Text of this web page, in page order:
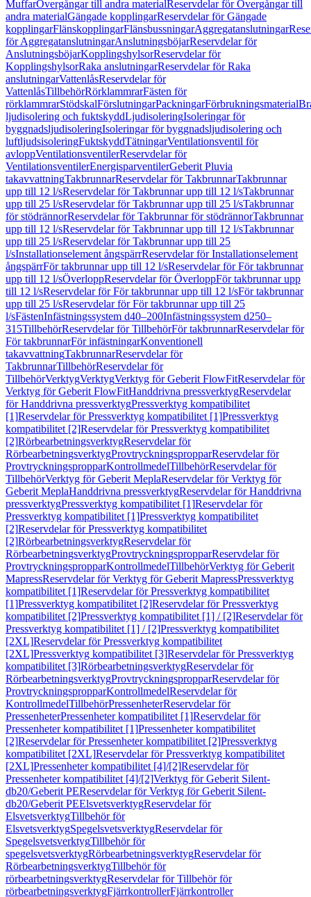
MuffarÖvergångar till andra materialReservdelar för Övergångar till
andra materialGängade kopplingarReservdelar för Gängade
kopplingarFlänskopplingarFlänsbussningarAggregatanslutningar
för AggregatanslutningarAnslutningsböjarReservdelar för
AnslutningsböjarKopplingshylsorReservdelar för
KopplingshylsorRaka anslutningarReservdelar för Raka
anslutningarVattenlåsReservdelar för
VattenlåsTillbehörRörklammrarFästen för
rörklammrarStödskalFörslutningarPackningarFörbrukningsmaterial
ljudisolering och fuktskyddLjudisoleringIsoleringar för
byggnadsljudisoleringIsoleringar för byggnadsljudisolering och
luftljudsisoleringFuktskyddTätningarVentilationsventil för
avloppVentilationsventilerReservdelar för
VentilationsventilerEnergisparventilerGeberit Pluvia
takavvattningTakbrunnarReservdelar för TakbrunnarTakbrunnar
upp till 12 l/sReservdelar för Takbrunnar upp till 12 l/sTakbrunnar
upp till 25 l/sReservdelar för Takbrunnar upp till 25 l/sTakbrunnar
för stödrännorReservdelar för Takbrunnar för stödrännorTakbrunnar
upp till 12 l/sReservdelar för Takbrunnar upp till 12 l/sTakbrunnar
upp till 25 l/sReservdelar för Takbrunnar upp till 25
l/sInstallationselement ångspärrReservdelar för Installationselement
ångspärrFör takbrunnar upp till 12 l/sReservdelar för För takbrunnar
upp till 12 l/sÖverloppReservdelar för ÖverloppFör takbrunnar upp
till 12 l/sReservdelar för För takbrunnar upp till 12 l/sFör takbrunnar
upp till 25 l/sReservdelar för För takbrunnar upp till 25
l/sFästenInfästningssystem d40–200Infästningssystem d250–
315TillbehörReservdelar för TillbehörFör takbrunnarReservdelar för
För takbrunnarFör infästningarKonventionell
takavvattningTakbrunnarReservdelar för
TakbrunnarTillbehörReservdelar för
TillbehörVerktygVerktygVerktyg för Geberit FlowFitReservdelar för
Verktyg för Geberit FlowFitHanddrivna pressverktygReservdelar
för Handdrivna pressverktygPressverktyg kompatibilitet
[1]Reservdelar för Pressverktyg kompatibilitet [1]Pressverktyg
kompatibilitet [2]Reservdelar för Pressverktyg kompatibilitet
[2]RörbearbetningsverktygReservdelar för
RörbearbetningsverktygProvtryckningspropparReservdelar för
ProvtryckningspropparKontrollmedelTillbehörReservdelar för
TillbehörVerktyg för Geberit MeplaReservdelar för Verktyg för
Geberit MeplaHanddrivna pressverktygReservdelar för Handdrivna
pressverktygPressverktyg kompatibilitet [1]Reservdelar för
Pressverktyg kompatibilitet [1]Pressverktyg kompatibilitet
[2]Reservdelar för Pressverktyg kompatibilitet
[2]RörbearbetningsverktygReservdelar för
RörbearbetningsverktygProvtryckningspropparReservdelar för
ProvtryckningspropparKontrollmedelTillbehörVerktyg för Geberit
MapressReservdelar för Verktyg för Geberit MapressPressverktyg
kompatibilitet [1]Reservdelar för Pressverktyg kompatibilitet
[1]Pressverktyg kompatibilitet [2]Reservdelar för Pressverktyg
kompatibilitet [2]Pressverktyg kompatibilitet [1] / [2]Reservdelar för
Pressverktyg kompatibilitet [1] / [2]Pressverktyg kompatibilitet
[2XL]Reservdelar för Pressverktyg kompatibilitet
[2XL]Pressverktyg kompatibilitet [3]Reservdelar för Pressverktyg
kompatibilitet [3]RörbearbetningsverktygReservdelar för
RörbearbetningsverktygProvtryckningspropparReservdelar för
ProvtryckningspropparKontrollmedelReservdelar för
KontrollmedelTillbehörPressenheterReservdelar för
PressenheterPressenheter kompatibilitet [1]Reservdelar för
Pressenheter kompatibilitet [1]Pressenheter kompatibilitet
[2]Reservdelar för Pressenheter kompatibilitet [2]Pressverktyg
kompatibilitet [2XL]Reservdelar för Pressverktyg kompatibilitet
[2XL]Pressenheter kompatibilitet [4]/[2]Reservdelar för
Pressenheter kompatibilitet [4]/[2]Verktyg för Geberit Silent-
db20/Geberit PEReservdelar för Verktyg för Geberit Silent-
db20/Geberit PEElsvetsverktygReservdelar för
ElsvetsverktygTillbehör för
ElsvetsverktygSpegelsvetsverktygReservdelar för
SpegelsvetsverktygTillbehör för
spegelsvetsverktygRörbearbetningsverktygReservdelar för
RörbearbetningsverktygTillbehör för
rörbearbetningsverktygReservdelar för Tillbehör för
rörbearbetningsverktygFjärrkontrollerFjärrkontroller